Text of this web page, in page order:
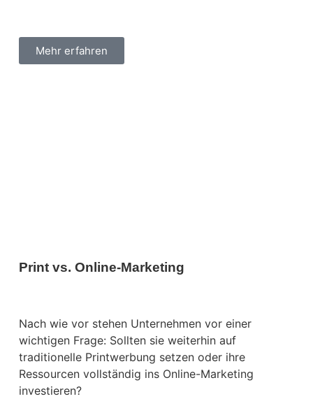
Mehr erfahren
Print vs. Online-Marketing
Nach wie vor stehen Unternehmen vor einer
wichtigen Frage: Sollten sie weiterhin auf
traditionelle Printwerbung setzen oder ihre
Ressourcen vollständig ins Online-Marketing
investieren?